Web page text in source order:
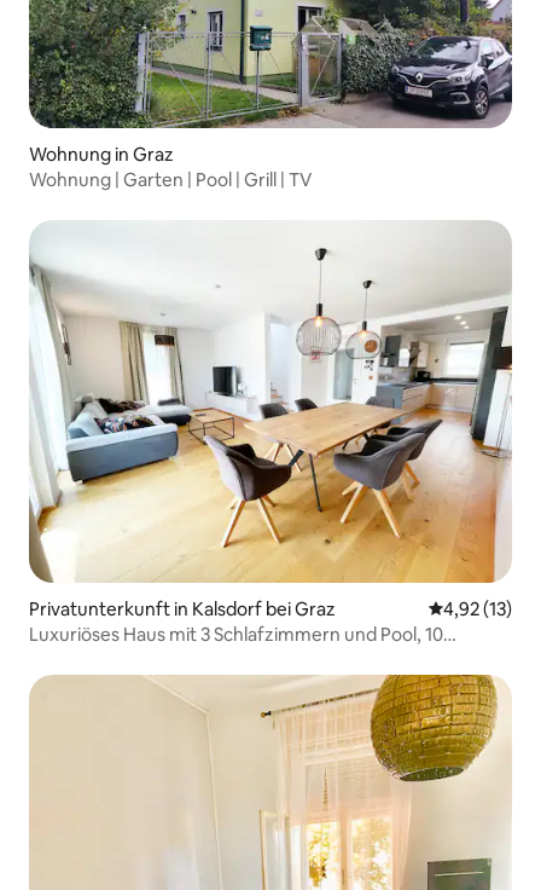
Wohnung in Graz
Wohnung | Garten | Pool | Grill | TV
Privatunterkunft in Kalsdorf bei Graz
4,92 (13)
Luxuriöses Haus mit 3 Schlafzimmern und Pool, 10